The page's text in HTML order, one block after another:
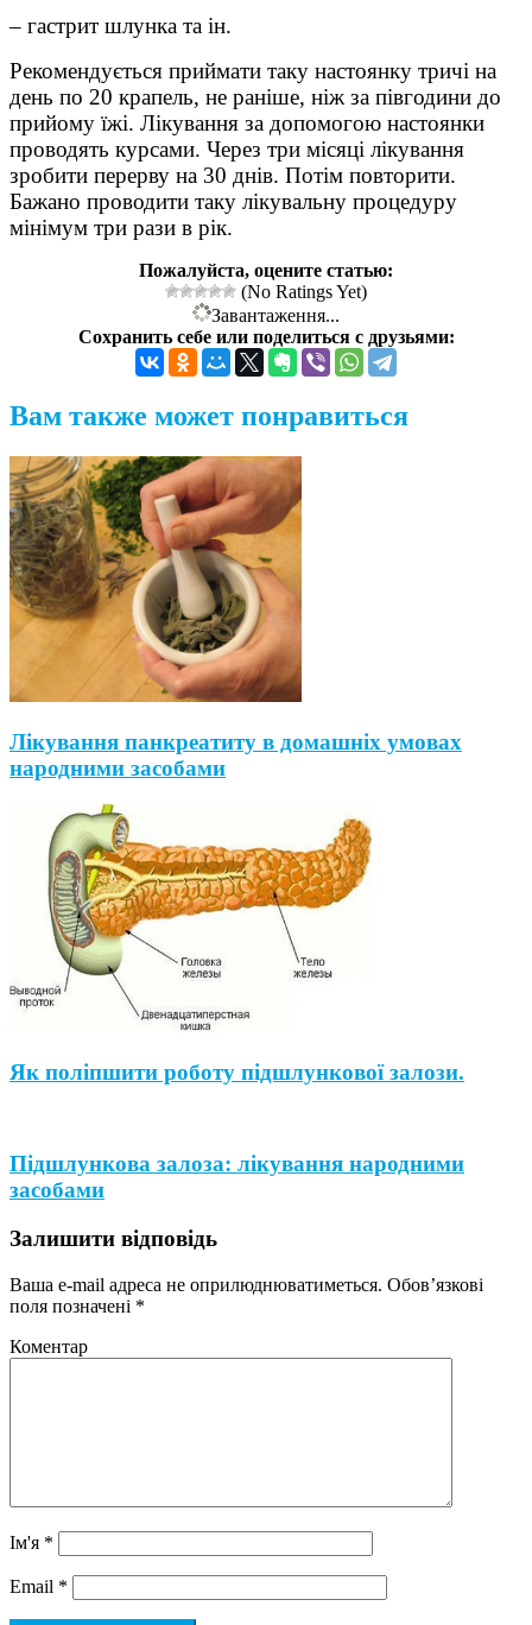
– гастрит шлунка та ін.
Рекомендується приймати таку настоянку тричі на
день по 20 крапель, не раніше, ніж за півгодини до
прийому їжі. Лікування за допомогою настоянки
проводять курсами. Через три місяці лікування
зробити перерву на 30 днів. Потім повторити.
Бажано проводити таку лікувальну процедуру
мінімум три рази в рік.
Пожалуйста, оцените статью:
(No Ratings Yet)
Завантаження...
Сохранить себе или поделиться с друзьями:
Вам также может понравиться
Лікування панкреатиту в домашніх умовах
народними засобами
Як поліпшити роботу підшлункової залози.
Підшлункова залоза: лікування народними
засобами
Залишити відповідь
Ваша e-mail адреса не оприлюднюватиметься. Обов’язкові
поля позначені *
Коментар
Ім'я *
Email *